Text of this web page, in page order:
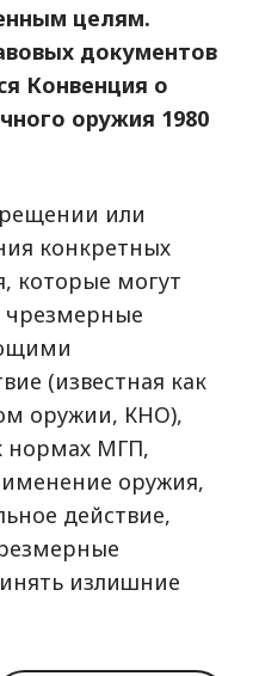
целям.
документов
Конвенция о
оружия 1980
или
конкретных
которые могут
чрезмерные
(известная как
оружии, КНО),
нормах МГП,
оружия,
действие,
излишние